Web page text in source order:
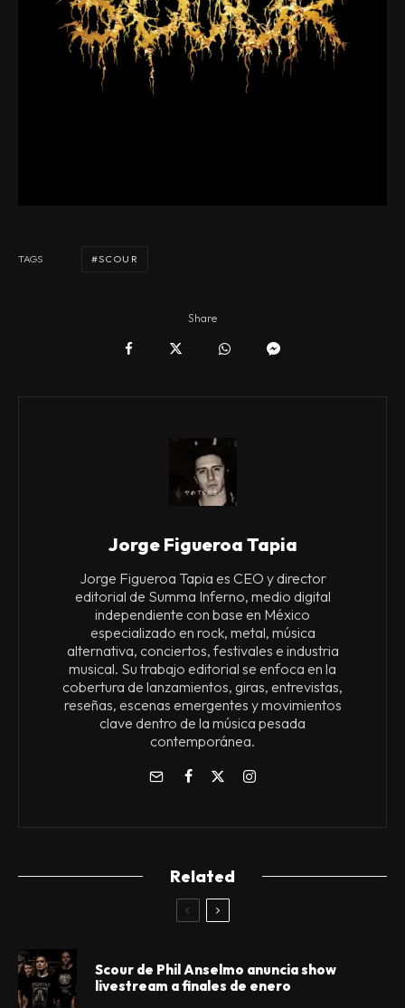
TAGS SCOUR
Share
Jorge Figueroa Tapia
Jorge Figueroa Tapia es CEO y director
editorial de Summa Inferno, medio digital
independiente con base en México
especializado en rock, metal, música
alternativa, conciertos, festivales e industria
musical. Su trabajo editorial se enfoca en la
cobertura de lanzamientos, giras, entrevistas,
reseñas, escenas emergentes y movimientos
clave dentro de la música pesada
contemporánea.
Related
Scour de Phil Anselmo anuncia show
livestream a finales de enero